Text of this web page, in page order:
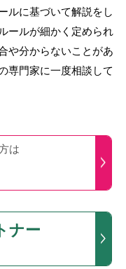
ルに基づいて解説をし
ールが細かく定められ
や分からないことがあ
専門家に一度相談して
は
ナー